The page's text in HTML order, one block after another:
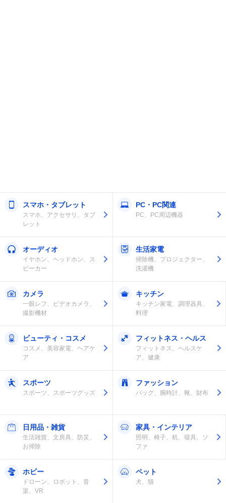
スマホ・タブレット
スマホ、アクセサリ、タブ
レット
PC・PC関連
PC、PC周辺機器
オーディオ
イヤホン、ヘッドホン、ス
ピーカー
生活家電
掃除機、プロジェクター、
洗濯機
カメラ
一眼レフ、ビデオカメラ、
撮影機材
キッチン
キッチン家電、調理器具、
料理
ビューティ・コスメ
コスメ、美容家電、ヘアケ
ア
フィットネス・ヘルス
フィットネス、ヘルスケ
ア、健康
スポーツ
スポーツ、スポーツグッズ
ファッション
バッグ、腕時計、靴、財布
日用品・雑貨
生活雑貨、文房具、防災、
お掃除
家具・インテリア
照明、椅子、机、寝具、ソ
ファ
ホビー
ドローン、ロボット、音
楽、VR
ペット
犬、猫